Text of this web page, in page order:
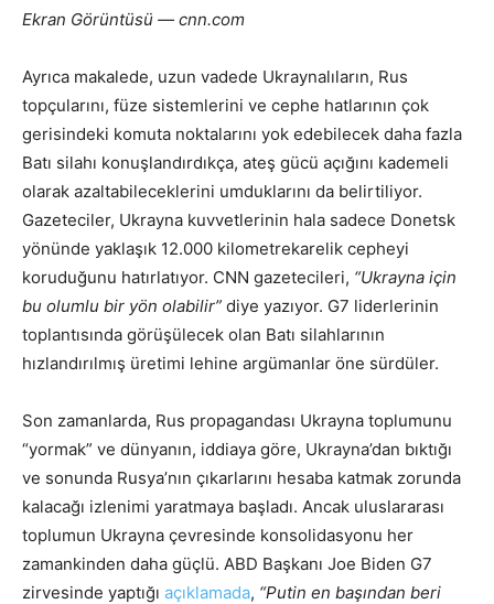
Ekran Görüntüsü — cnn.com
Ayrıca makalede, uzun vadede Ukraynalıların, Rus
topçularını, füze sistemlerini ve cephe hatlarının çok
gerisindeki komuta noktalarını yok edebilecek daha fazla
Batı silahı konuşlandırdıkça, ateş gücü açığını kademeli
olarak azaltabileceklerini umduklarını da belirtiliyor.
Gazeteciler, Ukrayna kuvvetlerinin hala sadece Donetsk
yönünde yaklaşık 12.000 kilometrekarelik cepheyi
koruduğunu hatırlatıyor. CNN gazetecileri, “Ukrayna için
bu olumlu bir yön olabilir” diye yazıyor. G7 liderlerinin
toplantısında görüşülecek olan Batı silahlarının
hızlandırılmış üretimi lehine argümanlar öne sürdüler.
Son zamanlarda, Rus propagandası Ukrayna toplumunu
“yormak” ve dünyanın, iddiaya göre, Ukrayna’dan bıktığı
ve sonunda Rusya’nın çıkarlarını hesaba katmak zorunda
kalacağı izlenimi yaratmaya başladı. Ancak uluslararası
toplumun Ukrayna çevresinde konsolidasyonu her
zamankinden daha güçlü. ABD Başkanı Joe Biden G7
zirvesinde yaptığı açıklamada, “Putin en başından beri